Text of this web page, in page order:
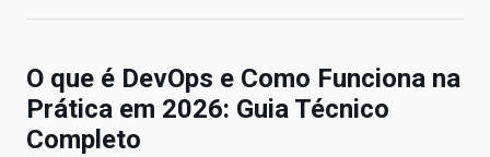
O que é DevOps e Como Funciona na
Prática em 2026: Guia Técnico
Completo